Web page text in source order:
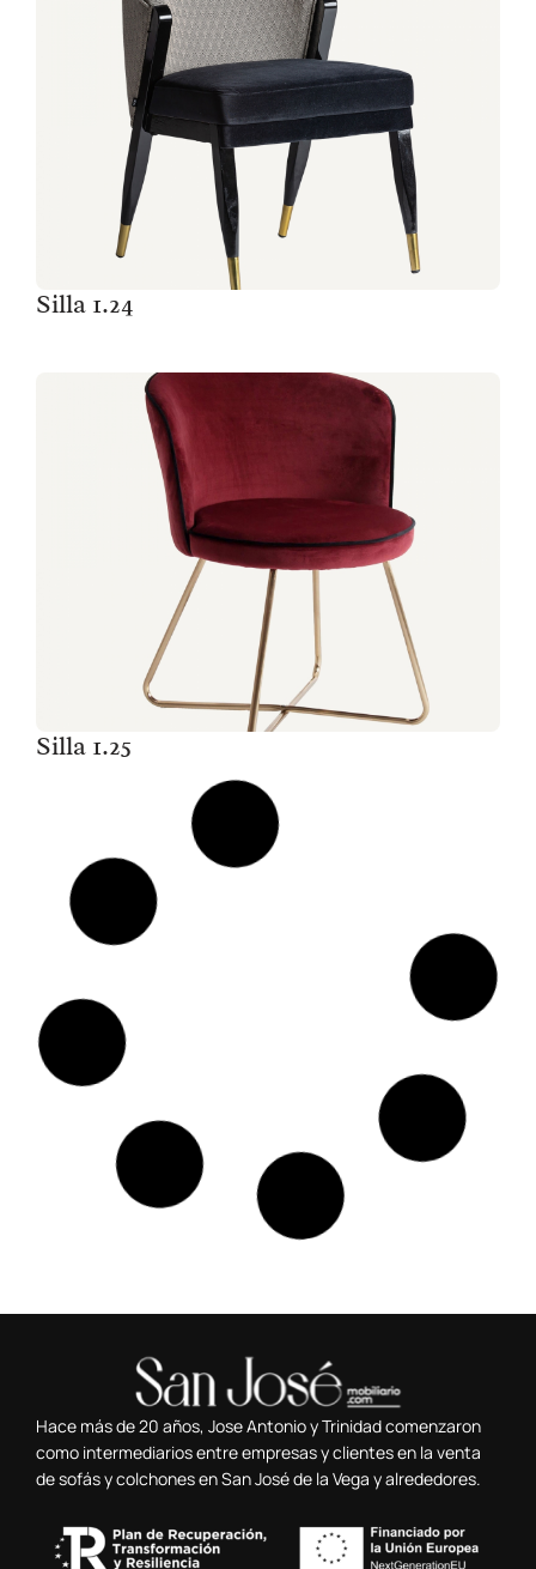
Silla 1.24
Silla 1.25
Silla 1.26